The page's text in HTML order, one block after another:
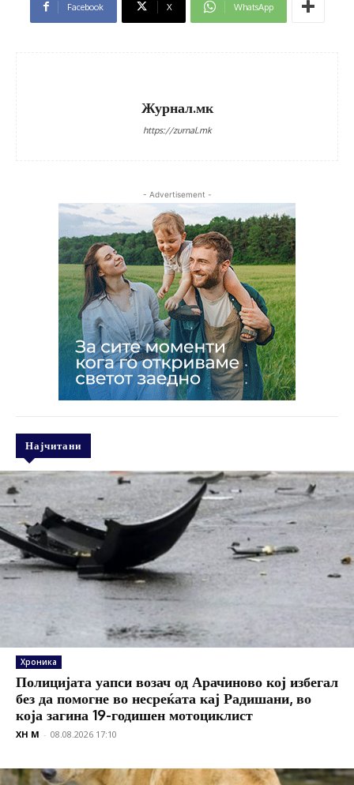
Facebook X WhatsApp
Журнал.мк
https://zurnal.mk
- Advertisement -
Најчитани
Хроника
Полицијата уапси возач од Арачиново кој избегал
без да помогне во несреќата кај Радишани, во
која загина 19-годишен мотоциклист
XH M - 08.08.2026 17:10